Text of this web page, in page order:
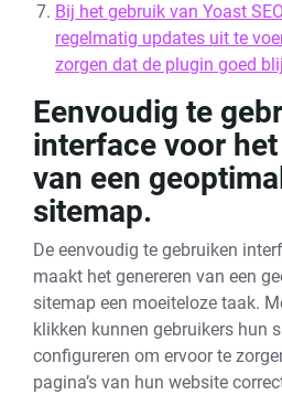
Bij het gebruik van Yoast
regelmatig updates uit te
zorgen dat de plugin goed
Eenvoudig te
interface voor
van een
sitemap.
De eenvoudig te gebruiken
maakt het genereren van een
sitemap een moeiteloze taak.
klikken kunnen gebruikers hun
configureren om ervoor te
pagina’s van hun website